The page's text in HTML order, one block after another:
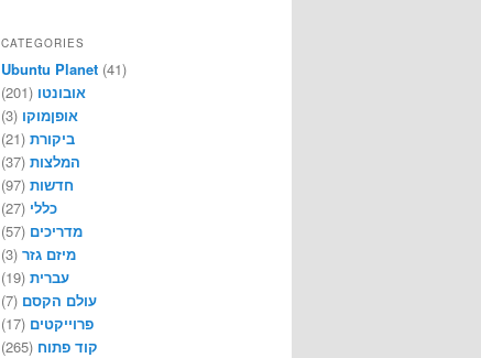
CATEGORIES
Ubuntu Planet (41)
אובונטו (201)
אופןמוקו (3)
ביקורת (21)
המלצות (37)
חדשות (97)
כללי (27)
מדריכים (57)
מיזם גזר (3)
עברית (19)
עולם הקסם (7)
פרוייקטים (17)
קוד פתוח (265)